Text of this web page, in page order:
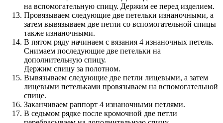
на вспомогательную спицу. Держим ее перед изделием.
Провязываем следующие две петельки изнаночными, а
затем вывязываем две петли со вспомогательной спицы
также изнаночными.
В пятом ряду начинаем с вязания 4 изнаночных петель.
Снимаем последующие две петельки на
дополнительную спицу.
Держим спицу за полотном.
Вывязываем следующие две петли лицевыми, а затем
лицевыми петельками провязываем на вспомогательной
спице.
Заканчиваем раппорт 4 изнаночными петлями.
В седьмом рядке после кромочной две петли